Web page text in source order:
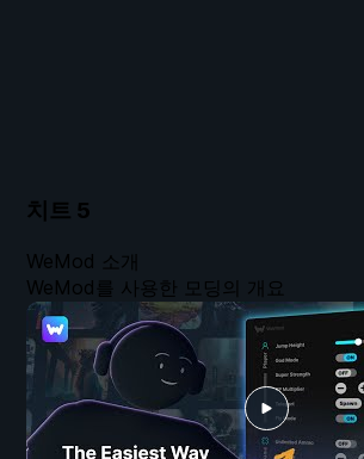
치트 5
WeMod 소개
WeMod를 사용한 모딩의 개요